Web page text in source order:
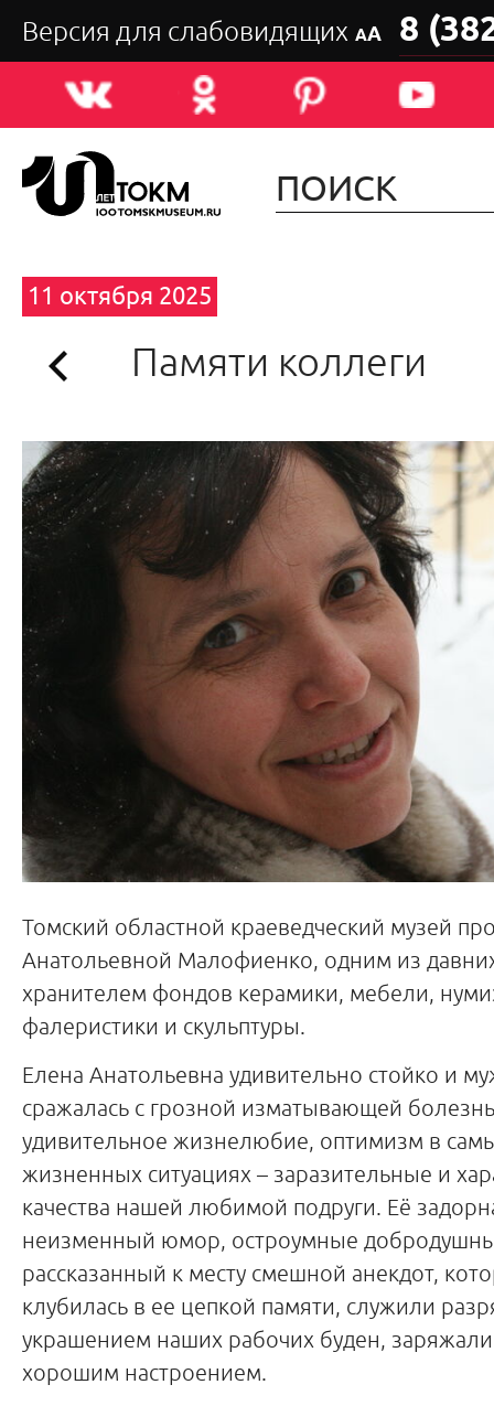
Версия для слабовидящих АА 8
11 октября 2025
Памяти коллеги
Томский областной краеведческий музей
Анатольевной Малофиенко, одним из
хранителем фондов керамики, мебели,
фалеристики и скульптуры.
Елена Анатольевна удивительно стойко и
сражалась с грозной изматывающей
удивительное жизнелюбие, оптимизм в
жизненных ситуациях – заразительные и
качества нашей любимой подруги. Её
неизменный юмор, остроумные
рассказанный к месту смешной анекдот,
клубилась в ее цепкой памяти, служили
украшением наших рабочих буден,
хорошим настроением.